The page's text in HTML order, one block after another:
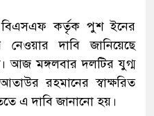
বিএসএফ কর্তৃক পুশ ইনের
নেওয়ার দাবি জানিয়েছে
আজ মঙ্গলবার দলটির যুগ্ম
রহমানের স্বাক্ষরিত
এ দাবি জানানো হয়।